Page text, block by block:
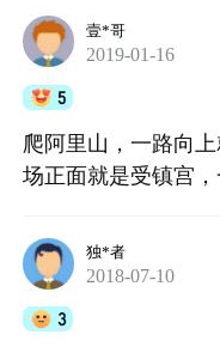
壹*哥
2019-01-16
5
爬阿里山，一路向
场正面就是受镇宫
独*者
2018-07-10
3